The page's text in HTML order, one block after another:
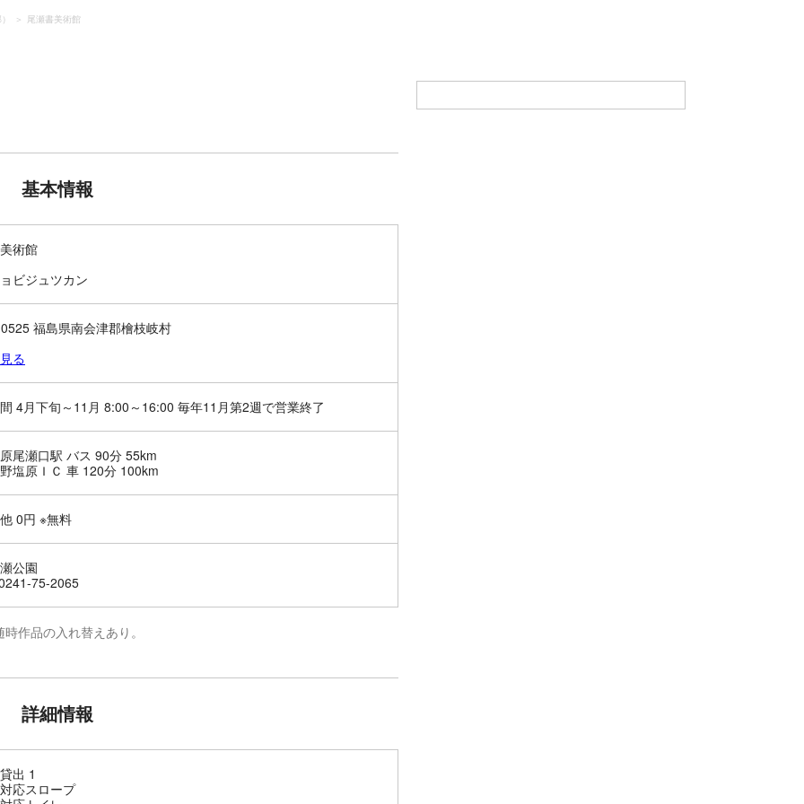
尾瀬書美術館
基本情報
術館
ビジュツカン
福島県南会津郡檜枝岐村
る
4月下旬～11月 8:00～16:00 毎年11月第2週で営業終了
尾瀬口駅 バス 90分 55km
塩原ＩＣ 車 120分 100km
0円 ※無料
公園
75-2065
作品の入れ替えあり。
詳細情報
出 1
応スロープ